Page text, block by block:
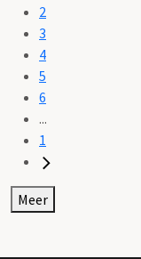
2
3
4
5
6
...
1
Meer